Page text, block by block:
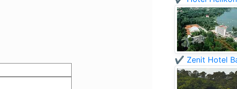
✔️ Zenit Hotel